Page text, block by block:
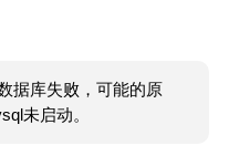
据库失败，可能的原
未启动。